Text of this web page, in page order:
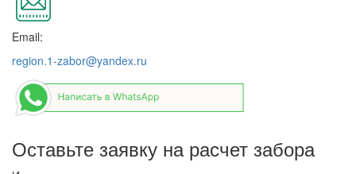
Email:
region.1-zabor@yandex.ru
Оставьте заявку на расчет забора